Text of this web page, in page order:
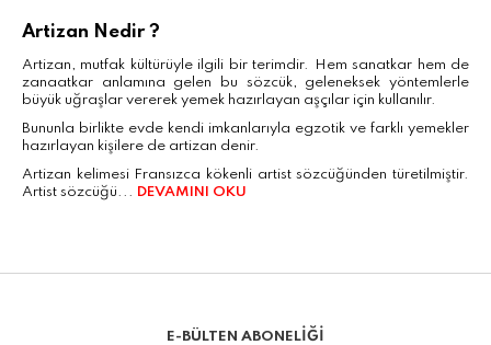
Artizan Nedir ?
Artizan, mutfak kültürüyle ilgili bir terimdir. Hem sanatkar hem de
zanaatkar anlamına gelen bu sözcük, geleneksek yöntemlerle
büyük uğraşlar vererek yemek hazırlayan aşçılar için kullanılır.
Bununla birlikte evde kendi imkanlarıyla egzotik ve farklı yemekler
hazırlayan kişilere de artizan denir.
Artizan kelimesi Fransızca kökenli artist sözcüğünden türetilmiştir.
Artist sözcüğü... DEVAMINI OKU
E-BÜLTEN ABONELİĞİ